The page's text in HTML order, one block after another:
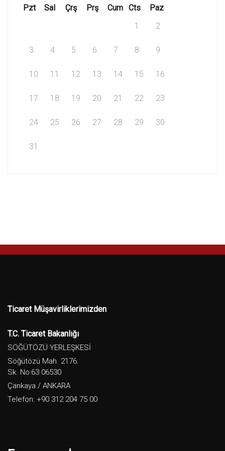
Pzt
Sal Çrş Prş Cum Cts
Paz
1
2
3 4 5 6 7 8 9
10 11 12 13 14 15 16
17 18 19 20 21 22 23
24 25 26 27 28 29 30
31
Ticaret Müşavirliklerimizden
T.C. Ticaret Bakanlığı
SÖĞÜTÖZÜ YERLEŞKESİ
Söğütözü Mah. 2176.
Sk. No:63 06530
Çankaya / ANKARA
Telefon: +90 312 204 75 00